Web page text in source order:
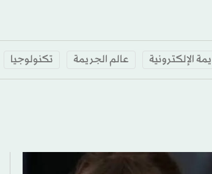
الإلكترونية عالم الجريمة تكنولوجيا